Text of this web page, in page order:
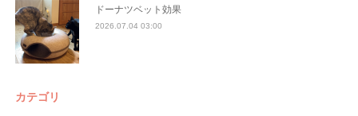
ドーナツベット効果
2026.07.04 03:00
カテゴリ